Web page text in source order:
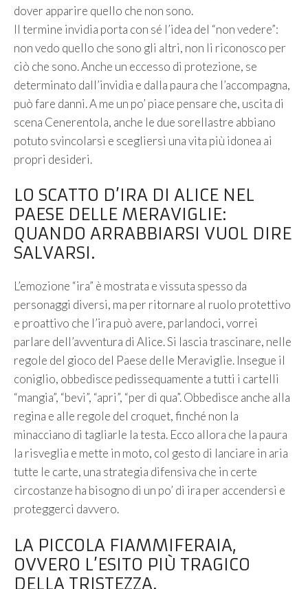
dover apparire quello che non sono.
Il termine invidia porta con sé l’idea del “non vedere”:
non vedo quello che sono gli altri, non li riconosco per
ciò che sono. Anche un eccesso di protezione, se
determinato dall’invidia e dalla paura che l’accompagna,
può fare danni. A me un po’ piace pensare che, uscita di
scena Cenerentola, anche le due sorellastre abbiano
potuto svincolarsi e scegliersi una vita più idonea ai
propri desideri.
LO SCATTO D’IRA DI ALICE NEL
PAESE DELLE MERAVIGLIE:
QUANDO ARRABBIARSI VUOL DIRE
SALVARSI.
L’emozione “ira” è mostrata e vissuta spesso da
personaggi diversi, ma per ritornare al ruolo protettivo
e proattivo che l’ira può avere, parlandoci, vorrei
parlare dell’avventura di Alice. Si lascia trascinare, nelle
regole del gioco del Paese delle Meraviglie. Insegue il
coniglio, obbedisce pedissequamente a tutti i cartelli
“mangia”, “bevi”, “apri”, “per di qua”. Obbedisce anche alla
regina e alle regole del croquet, finché non la
minacciano di tagliarle la testa. Ecco allora che la paura
la risveglia e mette in moto, col gesto di lanciare in aria
tutte le carte, una strategia difensiva che in certe
circostanze ha bisogno di un po’ di ira per accendersi e
proteggerci davvero.
LA PICCOLA FIAMMIFERAIA,
OVVERO L’ESITO PIÙ TRAGICO
DELLA TRISTEZZA.